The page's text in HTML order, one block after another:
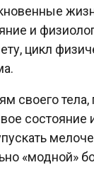
и
цикл
своего тела,
«модной»